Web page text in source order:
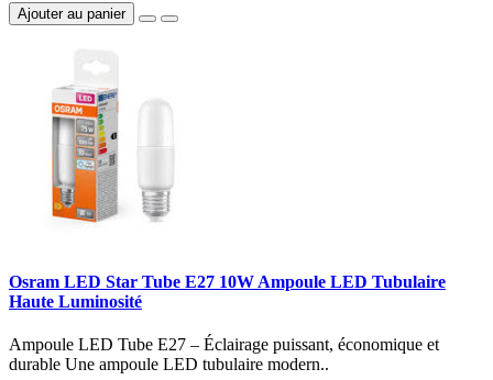
Ajouter au panier
Osram LED Star Tube E27 10W Ampoule LED Tubulaire
Haute Luminosité
Ampoule LED Tube E27 – Éclairage puissant, économique et
durable Une ampoule LED tubulaire modern..